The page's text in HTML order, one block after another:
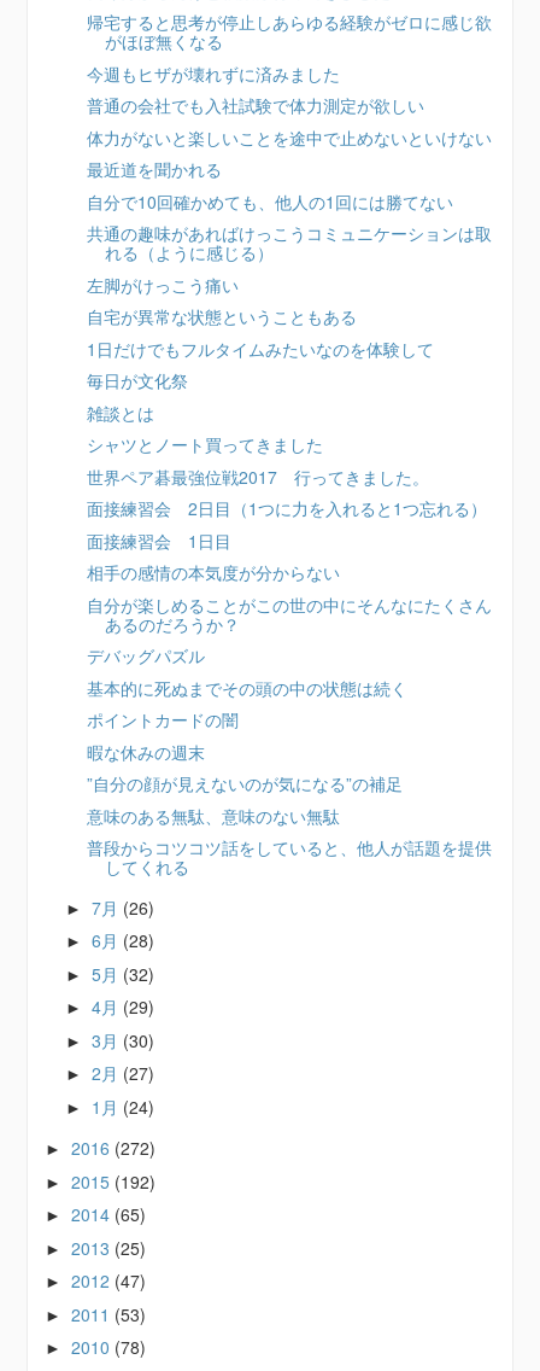
帰宅すると思考が停止しあらゆる経験がゼロに感じ欲
がほぼ無くなる
今週もヒザが壊れずに済みました
普通の会社でも入社試験で体力測定が欲しい
体力がないと楽しいことを途中で止めないといけない
最近道を聞かれる
自分で10回確かめても、他人の1回には勝てない
共通の趣味があればけっこうコミュニケーションは取
れる（ように感じる）
左脚がけっこう痛い
自宅が異常な状態ということもある
1日だけでもフルタイムみたいなのを体験して
毎日が文化祭
雑談とは
シャツとノート買ってきました
世界ペア碁最強位戦2017 行ってきました。
面接練習会 2日目（1つに力を入れると1つ忘れる）
面接練習会 1日目
相手の感情の本気度が分からない
自分が楽しめることがこの世の中にそんなにたくさん
あるのだろうか？
デバッグパズル
基本的に死ぬまでその頭の中の状態は続く
ポイントカードの闇
暇な休みの週末
”自分の顔が見えないのが気になる”の補足
意味のある無駄、意味のない無駄
普段からコツコツ話をしていると、他人が話題を提供
してくれる
►7月 (26)
►6月 (28)
►5月 (32)
►4月 (29)
►3月 (30)
►2月 (27)
► 1月 (24)
►2016 (272)
►2015 (192)
►2014 (65)
►2013 (25)
►2012 (47)
►2011 (53)
►2010 (78)